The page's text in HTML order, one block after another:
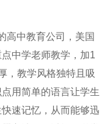
中教育公司，美国
中学老师教学，加1
，教学风格独特且吸
用简单的语言让学生
速记忆，从而能够迅